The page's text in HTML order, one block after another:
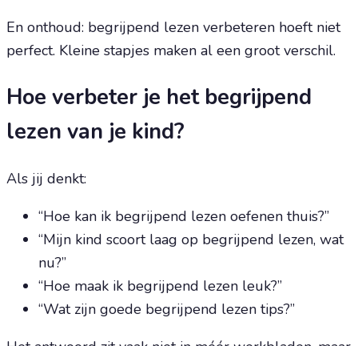
En onthoud: begrijpend lezen verbeteren hoeft niet
perfect. Kleine stapjes maken al een groot verschil.
Hoe verbeter je het begrijpend
lezen van je kind?
Als jij denkt:
“Hoe kan ik begrijpend lezen oefenen thuis?”
“Mijn kind scoort laag op begrijpend lezen, wat
nu?”
“Hoe maak ik begrijpend lezen leuk?”
“Wat zijn goede begrijpend lezen tips?”